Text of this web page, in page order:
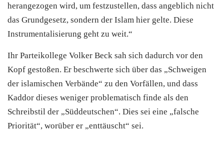
herangezogen wird, um festzustellen, dass angeblich nicht
das Grundgesetz, sondern der Islam hier gelte. Diese
Instrumentalisierung geht zu weit.“
Ihr Parteikollege Volker Beck sah sich dadurch vor den
Kopf gestoßen. Er beschwerte sich über das „Schweigen
der islamischen Verbände“ zu den Vorfällen, und dass
Kaddor dieses weniger problematisch finde als den
Schreibstil der „Süddeutschen“. Dies sei eine „falsche
Priorität“, worüber er „enttäuscht“ sei.